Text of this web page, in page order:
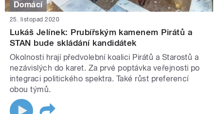
Domácí
25. listopad 2020
Lukáš Jelínek: Prubířským kamenem Pirátů a
STAN bude skládání kandidátek
Okolnosti hrají předvolební koalici Pirátů a Starostů a
nezávislých do karet. Za prvé poptávka veřejnosti po
integraci politického spektra. Také růst preferencí
obou týmů.